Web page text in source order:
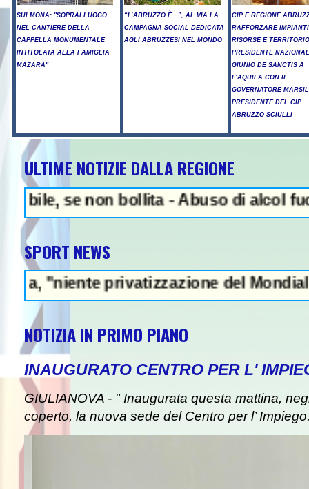
SULMONA: "SOPRALLUOGO
NEL CANTIERE DELLA
CAPPELLA MONUMENTALE
INTITOLATA ALLA FAMIGLIA
MAZARA"
“L’ABRUZZO È…”, AL VIA LA
CAMPAGNA SOCIAL DEDICATA
AGLI ABRUZZESI NEL MONDO
CIP E REGIONE
RAFFORZARE
RISORSE E
PRESIDENTE
GIUNIO DE SANCTIS A
L’AQUILA CON IL
GOVERNATORE
PRESIDENTE DEL CIP
ABRUZZO SCIULLI
ULTIME NOTIZIE DALLA REGIONE
bollita - Abuso di alcol fuori
SPORT NEWS
privatizzazione del Mondiale"-
NOTIZIA IN PRIMO PIANO
INAUGURATO CENTRO PER L'
GIULIANOVA - " Inaugurata questa mattina,
coperto, la nuova sede del Centro per l’
NEWS IN